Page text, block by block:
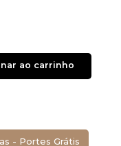
parques.
ao carrinho
- Portes Grátis